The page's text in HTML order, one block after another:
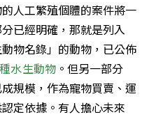
人工繁殖個體的案件將一
已經明確，那就是列入
物名錄」的動物，已公佈
水生動物 。但另一部分
規模，作為寵物買賣、運
定依據。有人擔心未來